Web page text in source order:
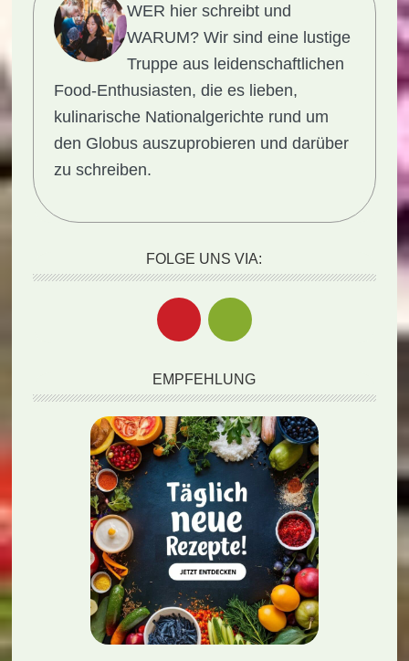
WER hier schreibt und
WARUM? Wir sind eine lustige
Truppe aus leidenschaftlichen
Food-Enthusiasten, die es lieben,
kulinarische Nationalgerichte rund um
den Globus auszuprobieren und darüber
zu schreiben.
FOLGE UNS VIA:
EMPFEHLUNG